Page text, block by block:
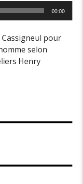
00:00
pour
selon
Henry